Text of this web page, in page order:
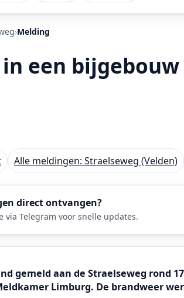
Melding
een
Alle meldingen: Straelseweg (Velden)
direct ontvangen?
via Telegram voor snelle updates.
gemeld aan de Straelseweg rond
Limburg. De brandweer